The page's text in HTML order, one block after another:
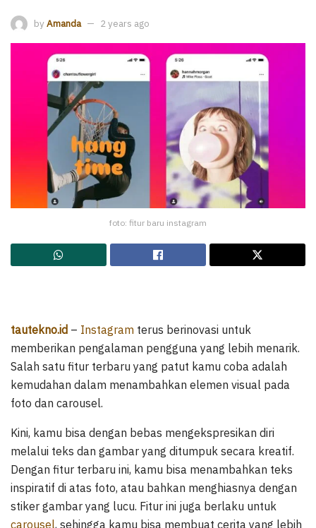
by Amanda 2 years ago
foto: fitur baru instagram
tautekno.id – Instagram terus berinovasi untuk
memberikan pengalaman pengguna yang lebih menarik.
Salah satu fitur terbaru yang patut kamu coba adalah
kemudahan dalam menambahkan elemen visual pada
foto dan carousel.
Kini, kamu bisa dengan bebas mengekspresikan diri
melalui teks dan gambar yang ditumpuk secara kreatif.
Dengan fitur terbaru ini, kamu bisa menambahkan teks
inspiratif di atas foto, atau bahkan menghiasnya dengan
stiker gambar yang lucu. Fitur ini juga berlaku untuk
carousel, sehingga kamu bisa membuat cerita yang lebih